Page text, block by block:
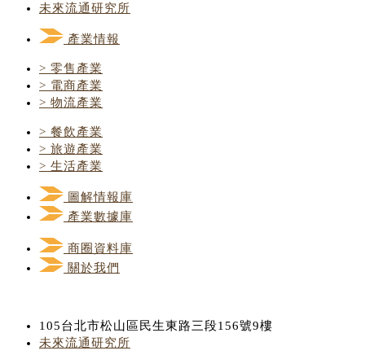
未來流通研究所
產業情報
> 零售產業
> 電商產業
> 物流產業
> 餐飲產業
> 旅遊產業
> 生活產業
圖解情報庫
產業數據庫
商圈資料庫
關於我們
105台北市松山區民生東路三段156號9樓
未來流通研究所